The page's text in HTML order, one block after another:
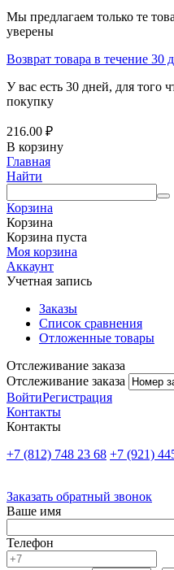
Мы предлагаем только те
уверены
Возврат товара в течение 30
У вас есть 30 дней, для того
покупку
216.00 ₽
В корзину
Главная
Найти
Корзина
Корзина
Корзина пуста
Моя корзина
Аккаунт
Учетная запись
Заказы
Список сравнения
Отложенные товары
Отслеживание заказа
Отслеживание заказа
ВойтиРегистрация
Контакты
Контакты
+7 (812) 748 23 68 +7 (921)
Заказать обратный звонок
Ваше имя
Телефон